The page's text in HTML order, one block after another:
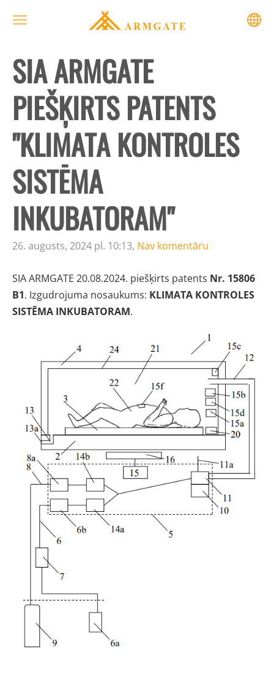
SIA ARMGATE
PIEŠĶIRTS PATENTS
"KLIMATA KONTROLES
SISTĒMA
INKUBATORAM"
26. augusts, 2024 pl. 10:13, Nav komentāru
SIA ARMGATE 20.08.2024. piešķirts patents Nr. 15806
B1. Izgudrojuma nosaukums: KLIMATA KONTROLES
SISTĒMA INKUBATORAM.